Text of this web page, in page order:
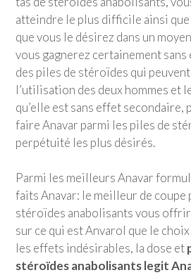
atteindre le plus difficile ainsi
que vous le désirez dans un
vous gagnerez certainement sans
des piles de stéroïdes qui
l’utilisation des deux hommes et
qu’elle est sans effet secondaire,
faire Anavar parmi les piles de
perpétuité les plus désirés.
Parmi les meilleurs Anavar
faits Anavar: le meilleur de coupe
stéroïdes anabolisants vous
sur ce qui est Anvarol que le
les effets indésirables, la dose et
stéroïdes anabolisants legit